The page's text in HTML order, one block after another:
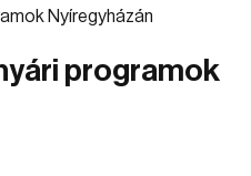
programok